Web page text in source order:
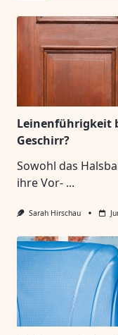
Leinenführigkeit
Geschirr?
Sowohl das
ihre Vor- ...
Sarah Hirschau